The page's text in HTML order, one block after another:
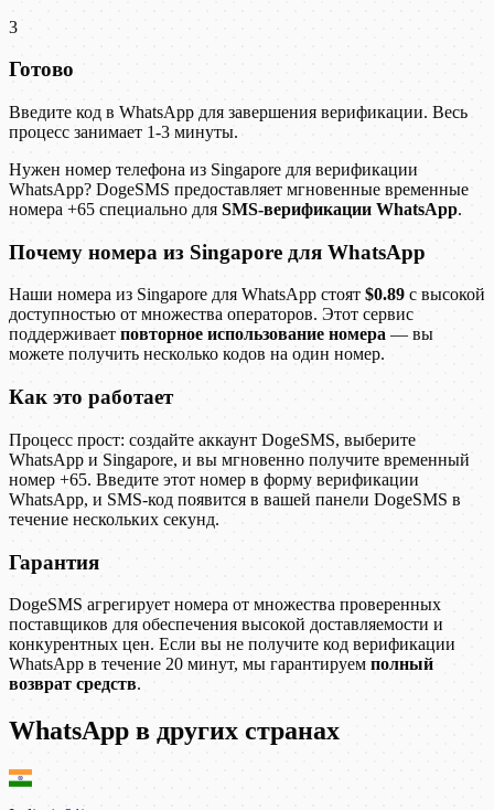
3
Готово
Введите код в WhatsApp для завершения верификации. Весь
процесс занимает 1-3 минуты.
Нужен номер телефона из Singapore для верификации
WhatsApp? DogeSMS предоставляет мгновенные временные
номера +65 специально для SMS-верификации WhatsApp.
Почему номера из Singapore для WhatsApp
Наши номера из Singapore для WhatsApp стоят $0.89 с высокой
доступностью от множества операторов. Этот сервис
поддерживает повторное использование номера — вы
можете получить несколько кодов на один номер.
Как это работает
Процесс прост: создайте аккаунт DogeSMS, выберите
WhatsApp и Singapore, и вы мгновенно получите временный
номер +65. Введите этот номер в форму верификации
WhatsApp, и SMS-код появится в вашей панели DogeSMS в
течение нескольких секунд.
Гарантия
DogeSMS агрегирует номера от множества проверенных
поставщиков для обеспечения высокой доставляемости и
конкурентных цен. Если вы не получите код верификации
WhatsApp в течение 20 минут, мы гарантируем полный
возврат средств.
WhatsApp в других странах